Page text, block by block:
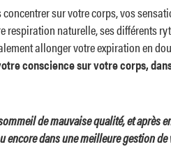
sur votre corps, vos
respiration naturelle, ses différents
allonger votre expiration en
conscience sur votre corps,
de mauvaise qualité, et
encore dans une meilleure gestion